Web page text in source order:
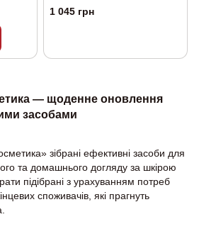
Властивостями
1 045 грн
— щоденне оновлення
засобами
зібрані ефективні засоби для
та домашнього догляду за шкірою
підібрані з урахуванням потреб
споживачів, які прагнуть